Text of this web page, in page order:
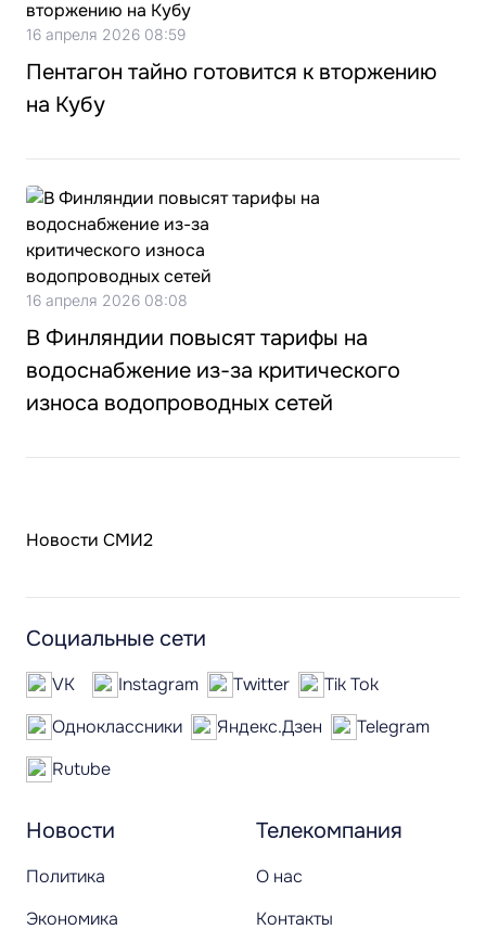
16 апреля 2026 08:59
Пентагон тайно готовится к вторжению
на Кубу
16 апреля 2026 08:08
В Финляндии повысят тарифы на
водоснабжение из-за критического
износа водопроводных сетей
Новости СМИ2
Новости
Политика
Экономика
Телекомпания
О нас
Контакты
Социальные сети
VK Instagram Twitter
Tik Tok
Одноклассники
Яндекс.Дзен
Telegram
Rutube